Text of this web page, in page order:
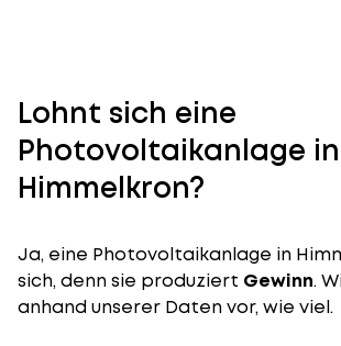
Lohnt sich eine
Photovoltaikanlage in
Himmelkron?
Ja, eine Photovoltaikanlage in
sich, denn sie produziert Gewinn.
anhand unserer Daten vor, wie viel.